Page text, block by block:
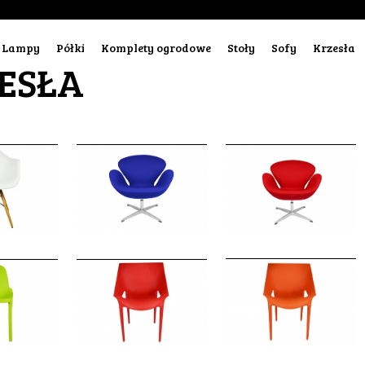
Lampy Półki Komplety ogrodowe Stoły Sofy Krzesła